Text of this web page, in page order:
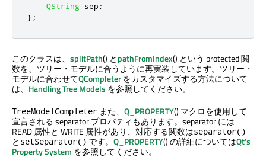
QString sep ;
};
このクラスは、 splitPath() とpathFromIndex() という protected 関
数を、ツリー・モデルに合うように再実装しています。ツリー・
モデルに合わせてQCompleterをカスタマイズする方法について
は、 Handling Tree Models を参照してください。
TreeModelCompleter また、 Q_PROPERTY() マクロを使用して
宣言される separator プロパティもあります。separator には
READ 属性と WRITE 属性があり、対応する関数はseparator()
と setSeparator() です。 Q_PROPERTY() の詳細についてはQt's
Property System を参照してください。